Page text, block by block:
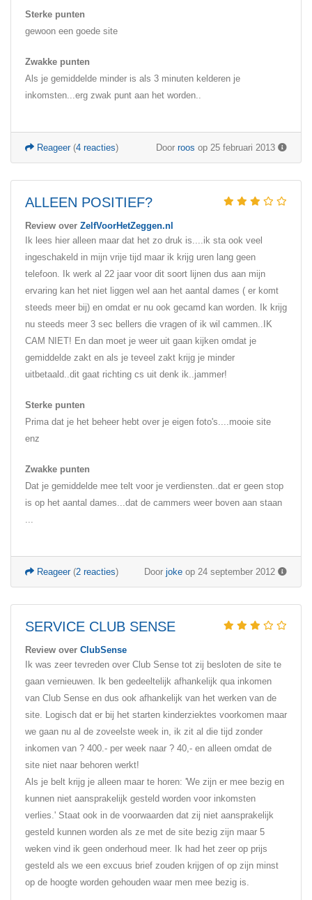
Sterke punten
gewoon een goede site
Zwakke punten
Als je gemiddelde minder is als 3 minuten kelderen je
inkomsten...erg zwak punt aan het worden..
Door roos op 25 februari 2013
Reageer(4 reacties)
ALLEEN POSITIEF?
Review over ZelfVoorHetZeggen.nl
Ik lees hier alleen maar dat het zo druk is....ik sta ook veel
ingeschakeld in mijn vrije tijd maar ik krijg uren lang geen
telefoon. Ik werk al 22 jaar voor dit soort lijnen dus aan mijn
ervaring kan het niet liggen wel aan het aantal dames ( er komt
steeds meer bij) en omdat er nu ook gecamd kan worden. Ik krijg
nu steeds meer 3 sec bellers die vragen of ik wil cammen..IK
CAM NIET! En dan moet je weer uit gaan kijken omdat je
gemiddelde zakt en als je teveel zakt krijg je minder
uitbetaald..dit gaat richting cs uit denk ik..jammer!
Sterke punten
Prima dat je het beheer hebt over je eigen foto's....mooie site
enz
Zwakke punten
Dat je gemiddelde mee telt voor je verdiensten..dat er geen stop
is op het aantal dames...dat de cammers weer boven aan staan
Door joke op 24 september 2012
Reageer(2 reacties)
SERVICE CLUB SENSE
Review over ClubSense
Ik was zeer tevreden over Club Sense tot zij besloten de site te
gaan vernieuwen. Ik ben gedeeltelijk afhankelijk qua inkomen
van Club Sense en dus ook afhankelijk van het werken van de
site. Logisch dat er bij het starten kinderziektes voorkomen maar
we gaan nu al de zoveelste week in, ik zit al die tijd zonder
inkomen van ? 400.- per week naar ? 40,- en alleen omdat de
site niet naar behoren werkt!
Als je belt krijg je alleen maar te horen: 'We zijn er mee bezig en
kunnen niet aansprakelijk gesteld worden voor inkomsten
verlies.' Staat ook in de voorwaarden dat zij niet aansprakelijk
gesteld kunnen worden als ze met de site bezig zijn maar 5
weken vind ik geen onderhoud meer. Ik had het zeer op prijs
gesteld als we een excuus brief zouden krijgen of op zijn minst
op de hoogte worden gehouden waar men mee bezig is.